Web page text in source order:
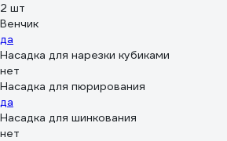
2 шт
Венчик
да
Насадка для нарезки кубиками
нет
Насадка для пюрирования
да
Насадка для шинкования
нет